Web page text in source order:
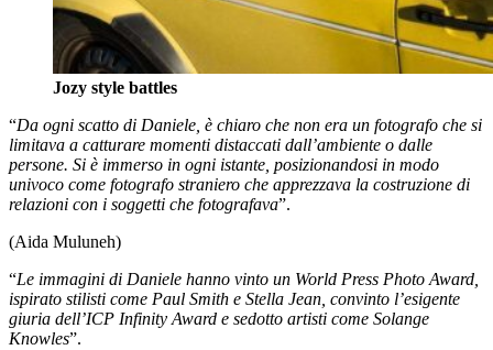
Jozy style battles
“Da ogni scatto di Daniele, è chiaro che non era un fotografo che si
limitava a catturare momenti distaccati dall’ambiente o dalle
persone. Si è immerso in ogni istante, posizionandosi in modo
univoco come fotografo straniero che apprezzava la costruzione di
relazioni con i soggetti che fotografava”.
(Aida Muluneh)
“Le immagini di Daniele hanno vinto un World Press Photo Award,
ispirato stilisti come Paul Smith e Stella Jean, convinto l’esigente
giuria dell’ICP Infinity Award e sedotto artisti come Solange
Knowles”.